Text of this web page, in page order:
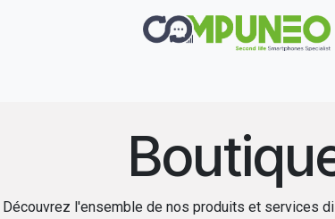
Découvrez l'ensemble de nos produits et services